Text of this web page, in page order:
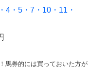
・5・7・10・11・
馬券的には買っておいた方が